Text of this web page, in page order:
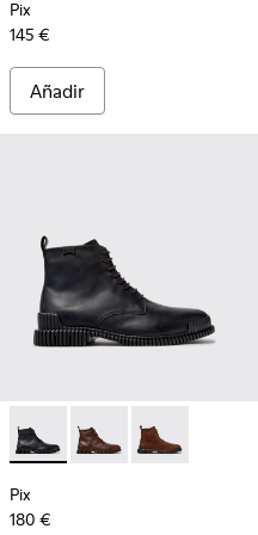
Pix
145 €
Añadir
piel grises para hombre.
005
- K101076-003
Pix - K101076-001 -
Pix - K300542-004 -
Pix - K300542-005
Pix -
Pix
180 €